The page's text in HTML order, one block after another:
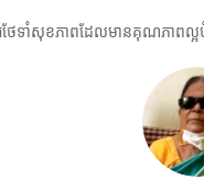
ាំសុខភាពដែលមានគុណភាពល្អ